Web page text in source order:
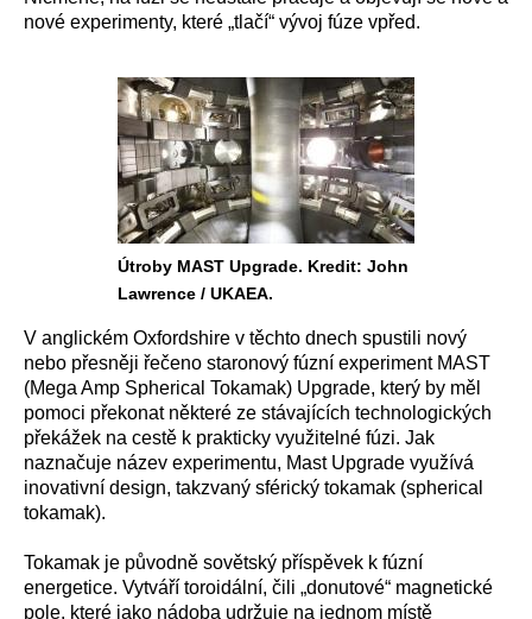
nové experimenty, které „tlačí“ vývoj fúze vpřed.
Útroby MAST Upgrade. Kredit: John
Lawrence / UKAEA.
V anglickém Oxfordshire v těchto dnech spustili nový
nebo přesněji řečeno staronový fúzní experiment MAST
(Mega Amp Spherical Tokamak) Upgrade, který by měl
pomoci překonat některé ze stávajících technologických
překážek na cestě k prakticky využitelné fúzi. Jak
naznačuje název experimentu, Mast Upgrade využívá
inovativní design, takzvaný sférický tokamak (spherical
tokamak).
Tokamak je původně sovětský příspěvek k fúzní
energetice. Vytváří toroidální, čili „donutové“ magnetické
pole, které jako nádoba udržuje na jednom místě